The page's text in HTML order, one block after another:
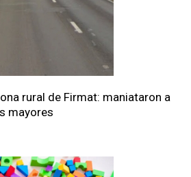
rural de Firmat: maniataron a
mayores